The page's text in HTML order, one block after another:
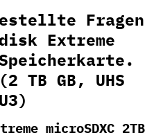
Fragen
Extreme
Speicherkarte.
TB GB, UHS
microSDXC 2TB